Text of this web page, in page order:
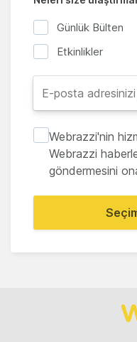
Günlük Bülten
Etkinlikler
Webrazzi'nin
Webrazzi
göndermesini